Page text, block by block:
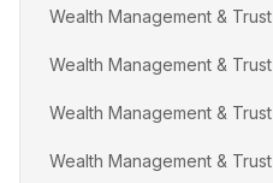
Wealth Management & Trust
Wealth Management & Trust
Wealth Management & Trust
Wealth Management & Trust